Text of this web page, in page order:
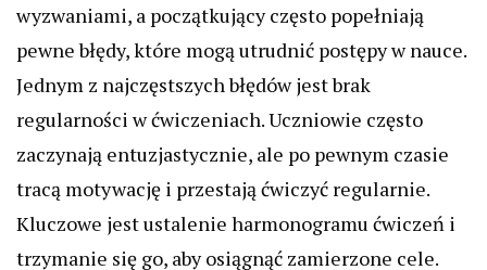
wyzwaniami, a początkujący często popełniają
pewne błędy, które mogą utrudnić postępy w nauce.
Jednym z najczęstszych błędów jest brak
regularności w ćwiczeniach. Uczniowie często
zaczynają entuzjastycznie, ale po pewnym czasie
tracą motywację i przestają ćwiczyć regularnie.
Kluczowe jest ustalenie harmonogramu ćwiczeń i
trzymanie się go, aby osiągnąć zamierzone cele.